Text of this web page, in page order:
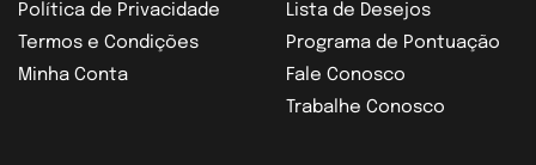
Política de Privacidade
Termos e Condições
Minha Conta
Lista de Desejos
Programa de Pontuação
Fale Conosco
Trabalhe Conosco